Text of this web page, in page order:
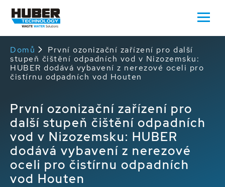
Domů
První ozonizační zařízení pro další
stupeň čištění odpadních vod v Nizozemsku:
HUBER dodává vybavení z nerezové oceli pro
čistírnu odpadních vod Houten
První ozonizační zařízení pro
další stupeň čištění odpadních
vod v Nizozemsku: HUBER
dodává vybavení z nerezové
oceli pro čistírnu odpadních
vod Houten